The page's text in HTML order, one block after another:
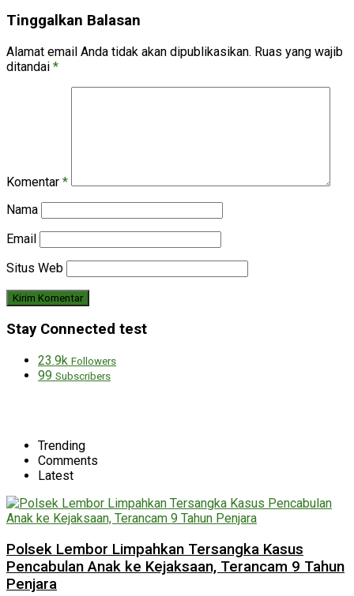
Tinggalkan Balasan
Alamat email Anda tidak akan dipublikasikan. Ruas yang wajib
ditandai *
Komentar *
Nama
Email
Situs Web
Stay Connected test
23.9k Followers
99 Subscribers
Trending
Comments
Latest
Polsek Lembor Limpahkan Tersangka Kasus
Pencabulan Anak ke Kejaksaan, Terancam 9 Tahun
Penjara